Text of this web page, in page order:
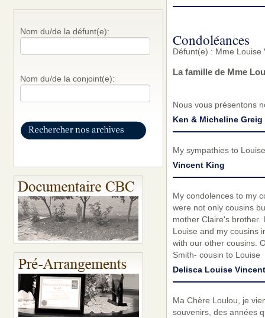
Nom du/de la défunt(e):
Nom du/de la conjoint(e):
Condoléances
Défunt(e) : Mme Louise
La famille de Mme
Nous vous présentons
Ken & Micheline Greig
My sympathies to
Vincent King
My condolences to my
were not only cousins
mother Claire's brother.
Louise and my cousins
with our other cousins.
Smith- cousin to Louise
Delisca Louise
Ma Chère Loulou, je
souvenirs, des années